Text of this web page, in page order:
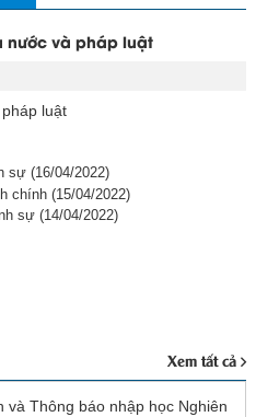
nước và pháp luật
luật
sự(16/04/2022)
chính(15/04/2022)
sự(14/04/2022)
Xem tất cả
và Thông báo nhập học Nghiên